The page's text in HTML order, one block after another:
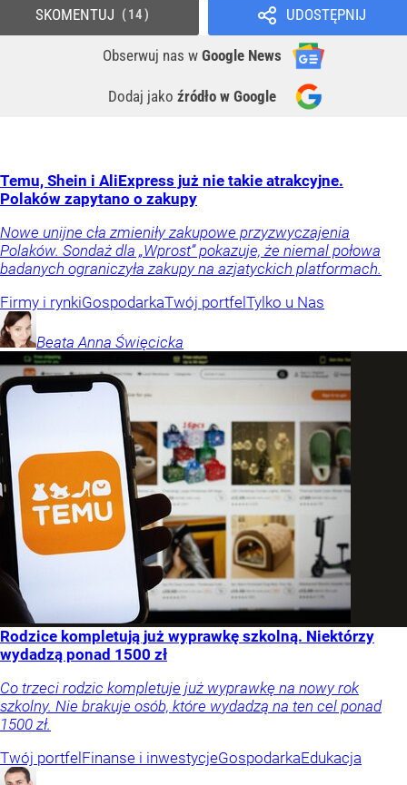
UDOSTĘPNIJ
Obserwuj nas w Google News
Dodaj jako źródło w Google
SKOMENTUJ 14
Temu, Shein i AliExpress już nie takie atrakcyjne.
Polaków zapytano o zakupy
Nowe unijne cła zmieniły zakupowe przyzwyczajenia
Polaków. Sondaż dla „Wprost” pokazuje, że niemal połowa
badanych ograniczyła zakupy na azjatyckich platformach.
Firmy i rynkiGospodarkaTwój portfel Tylko u Nas
Beata Anna Święcicka
Rodzice kompletują już wyprawkę szkolną. Niektórzy
wydadzą ponad 1500 zł
Co trzeci rodzic kompletuje już wyprawkę na nowy rok
szkolny. Nie brakuje osób, które wydadzą na ten cel ponad
1500 zł.
Twój portfel Finanse i inwestycjeGospodarkaEdukacja